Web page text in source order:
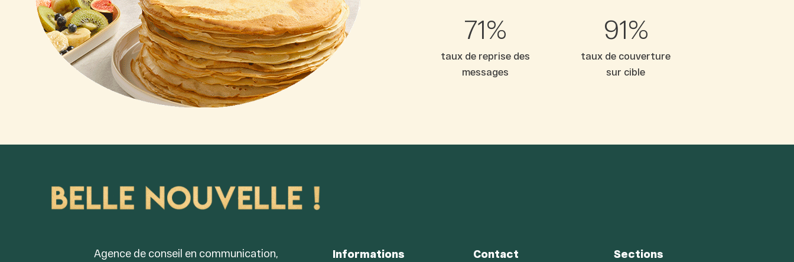
72%
taux de reprise des
messages
92%
taux de couverture
sur cible
Agence de conseil en communication, Informations Contact Sections